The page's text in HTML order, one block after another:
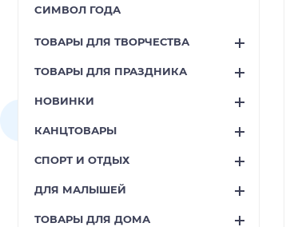
CИМВОЛ ГОДА
ТОВАРЫ ДЛЯ ТВОРЧЕСТВА
ТОВАРЫ ДЛЯ ПРАЗДНИКА
НОВИНКИ
КАНЦТОВАРЫ
СПОРТ И ОТДЫХ
ДЛЯ МАЛЫШЕЙ
ТОВАРЫ ДЛЯ ДОМА